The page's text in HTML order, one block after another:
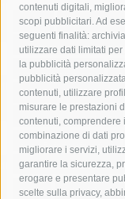
contenuti digitali,
scopi pubblicitari. Ad
seguenti finalità:
utilizzare dati limitati
la pubblicità
pubblicità
contenuti, utilizzare
misurare le prestazioni
contenuti, comprendere
combinazione di dati
migliorare i servizi,
garantire la sicurezza,
erogare e presentare
scelte sulla privacy,
acqua allerta
area marina
Asl Napoli 3 sud
castellammare di
comune di sorrento
costiera amalfitana
fondazione sorrento
lavori
lorenzo